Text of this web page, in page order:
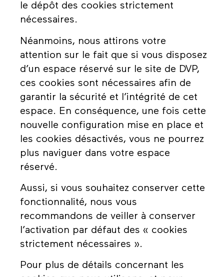
le dépôt des cookies strictement
nécessaires.
Néanmoins, nous attirons votre
attention sur le fait que si vous disposez
d’un espace réservé sur le site de DVP,
ces cookies sont nécessaires afin de
garantir la sécurité et l’intégrité de cet
espace. En conséquence, une fois cette
nouvelle configuration mise en place et
les cookies désactivés, vous ne pourrez
plus naviguer dans votre espace
réservé.
Aussi, si vous souhaitez conserver cette
fonctionnalité, nous vous
recommandons de veiller à conserver
l’activation par défaut des « cookies
strictement nécessaires ».
Pour plus de détails concernant les